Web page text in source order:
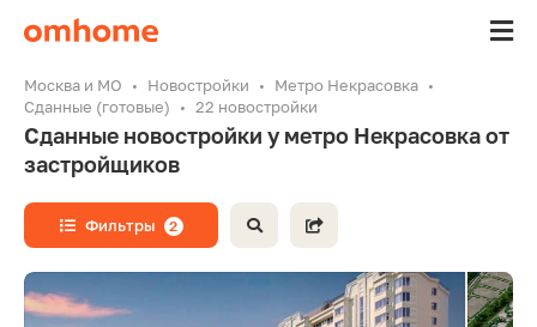
Москва и МО Новостройки
Метро Некрасовка
Сданные (готовые)
22 новостройки
Сданные новостройки у метро Некрасовка от
застройщиков
Фильтры 2